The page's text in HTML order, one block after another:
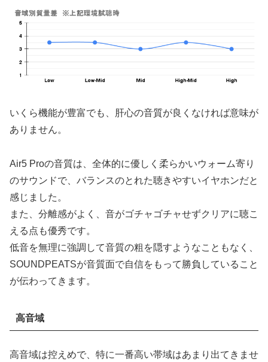
いくら機能が豊富でも、肝心の音質が良くなければ意味が
ありません。
Air5 Proの音質は、全体的に優しく柔らかいウォーム寄り
のサウンドで、バランスのとれた聴きやすいイヤホンだと
感じました。
また、分離感がよく、音がゴチャゴチャせずクリアに聴こ
える点も優秀です。
低音を無理に強調して音質の粗を隠すようなこともなく、
SOUNDPEATSが音質面で自信をもって勝負していること
が伝わってきます。
高音域
高音域は控えめで、特に一番高い帯域はあまり出てきませ